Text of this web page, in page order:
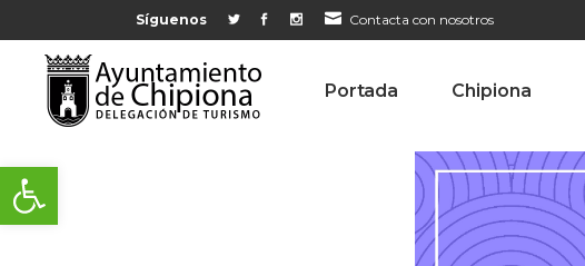
Abrir barra de herramientas
Síguenos Contacta con nosotros
Portada Chipiona